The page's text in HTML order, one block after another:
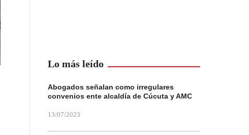
Lo más leído
Abogados señalan como irregulares
convenios ente alcaldía de Cúcuta y AMC
13/07/2023